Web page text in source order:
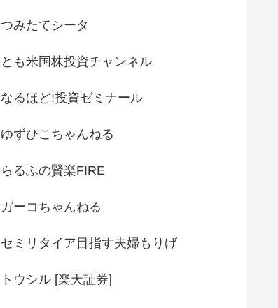
つみたてシータ
とも米国株投資チャンネル
なるほど!投資ゼミナール
ゆずひこちゃんねる
らるふの賢楽FIRE
ガーコちゃんねる
セミリタイア目指す夫婦もりげ
トウシル [楽天証券]